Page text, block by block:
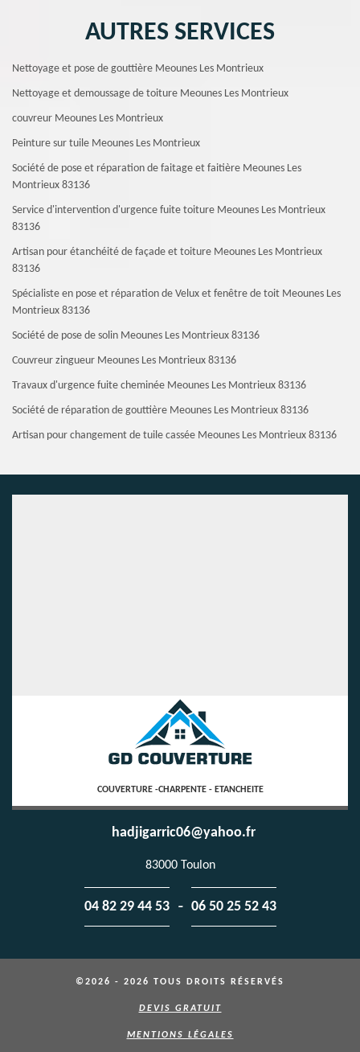
AUTRES SERVICES
Nettoyage et pose de gouttière Meounes Les Montrieux
Nettoyage et demoussage de toiture Meounes Les Montrieux
couvreur Meounes Les Montrieux
Peinture sur tuile Meounes Les Montrieux
Société de pose et réparation de faitage et faitière Meounes Les
Montrieux 83136
Service d'intervention d'urgence fuite toiture Meounes Les Montrieux
83136
Artisan pour étanchéité de façade et toiture Meounes Les Montrieux
83136
Spécialiste en pose et réparation de Velux et fenêtre de toit Meounes Les
Montrieux 83136
Société de pose de solin Meounes Les Montrieux 83136
Couvreur zingueur Meounes Les Montrieux 83136
Travaux d'urgence fuite cheminée Meounes Les Montrieux 83136
Société de réparation de gouttière Meounes Les Montrieux 83136
Artisan pour changement de tuile cassée Meounes Les Montrieux 83136
COUVERTURE -CHARPENTE - ETANCHEITE
hadjigarric06@yahoo.fr
83000 Toulon
04 82 29 44 53 - 06 50 25 52 43
©2026 - 2026 TOUS DROITS RÉSERVÉS
DEVIS GRATUIT
MENTIONS LÉGALES